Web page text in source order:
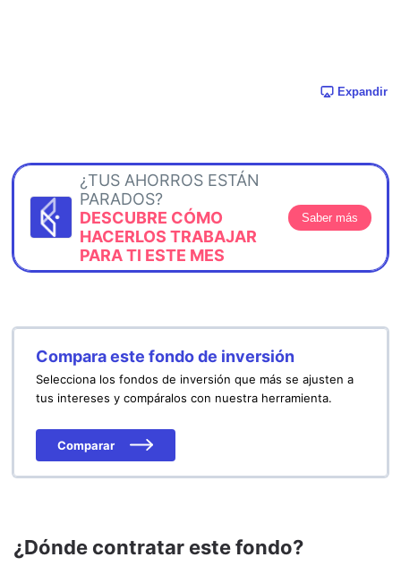
Expandir
¿TUS AHORROS ESTÁN
PARADOS?
DESCUBRE CÓMO
HACERLOS TRABAJAR
PARA TI ESTE MES
Saber más
Compara este fondo de inversión
Selecciona los fondos de inversión que más se ajusten a
tus intereses y compáralos con nuestra herramienta.
Comparar
¿Dónde contratar este fondo?